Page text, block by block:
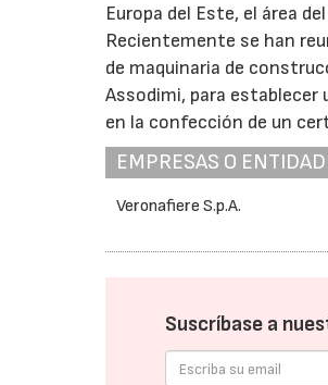
Europa del Este, el área
Recientemente se han
de maquinaria de
Assodimi, para establecer
en la confección de un
EMPRESAS O
Veronafiere S.p.A.
Suscríbase a